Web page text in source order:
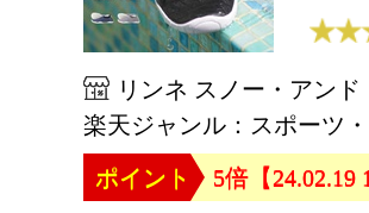
リンネ スノー・アンド
楽天ジャンル：スポーツ
ポイント
5倍【24.02.19